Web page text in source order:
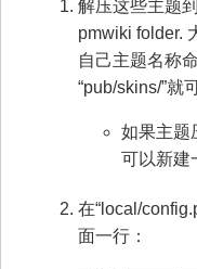
解压这些主题
pmwiki folder.
自己主题名称
“pub/skins/”就
如果主题
可以新建
在“local/
面一行：